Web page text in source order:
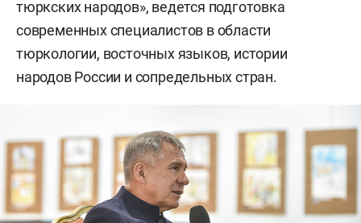
тюркских народов», ведется подготовка
современных специалистов в области
тюркологии, восточных языков, истории
народов России и сопредельных стран.